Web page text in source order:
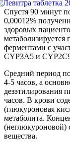
Спустя 90 минут
0,00012%
здоровых
ферментами с
CYP3A5 и
Средний период
4-5 часов, а
дезэтилирования
часов. В кро­ви
(глюкуроновая
метаболита.
(неглюкуроновой)
вещества.